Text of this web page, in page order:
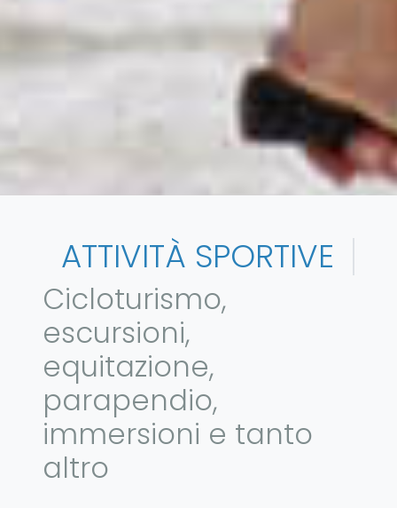
ATTIVITÀ SPORTIVE
Cicloturismo,
escursioni,
equitazione,
parapendio,
immersioni e tanto
altro